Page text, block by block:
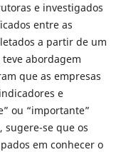
e investigados
entre as
a partir de um
abordagem
que as empresas
e
ou “importante”
sugere-se que os
em conhecer o